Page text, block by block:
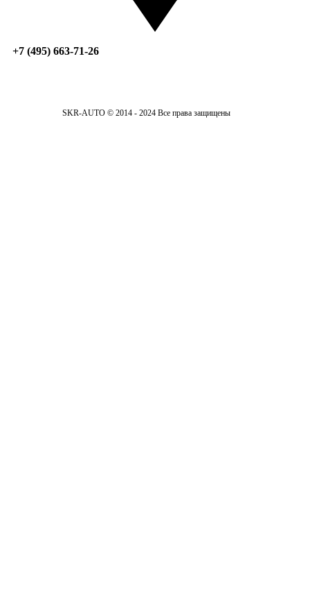
+7 (495) 663-71-26
SKR-AUTO © 2014 - 2024 Все права защищены